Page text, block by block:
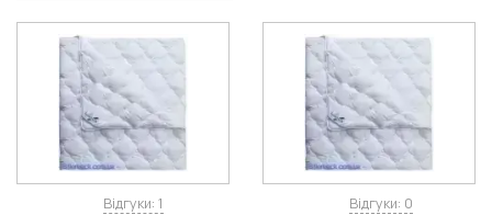
Відгуки: 1 Відгуки: 0